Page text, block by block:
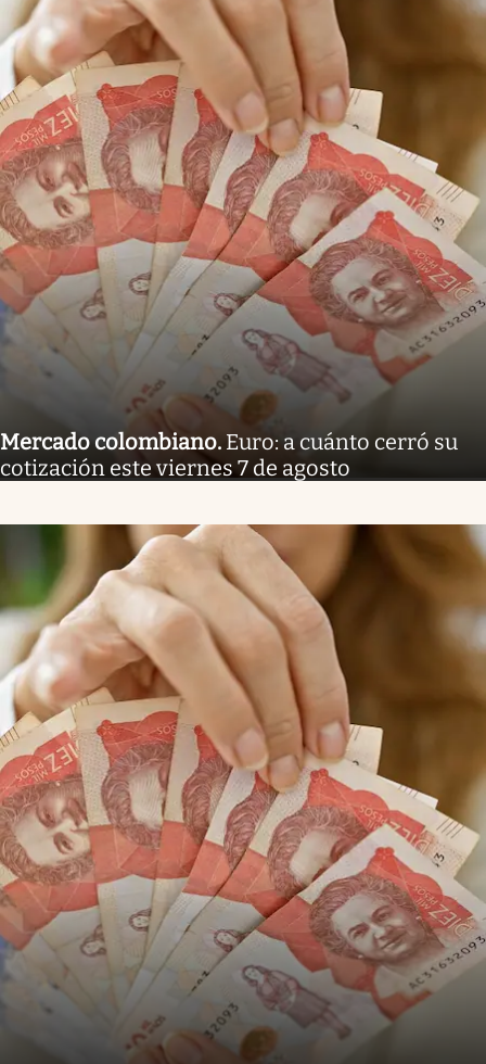
Mercado colombiano. Euro: a cuánto cerró su
cotización este viernes 7 de agosto